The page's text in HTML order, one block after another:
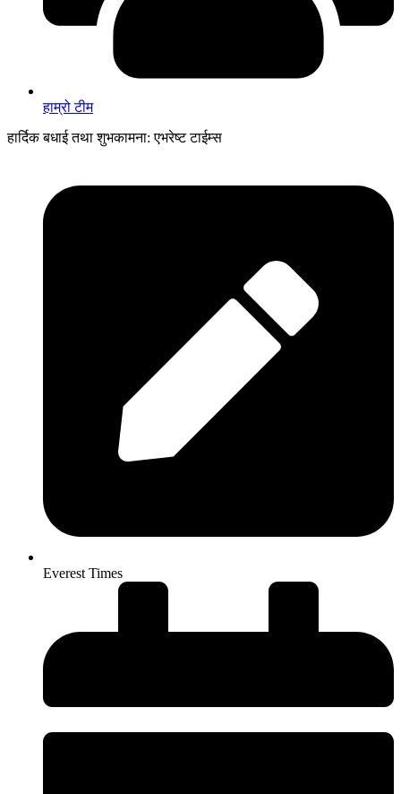
हाम्रो टीम
हार्दिक बधाई तथा शुभकामना: एभरेष्ट टाईम्स
Everest Times